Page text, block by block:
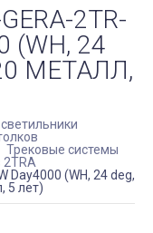
2TR-
(WH, 24
МЕТАЛЛ,
Трековые системы
2TRA
Day4000 (WH, 24 deg,
5 лет)